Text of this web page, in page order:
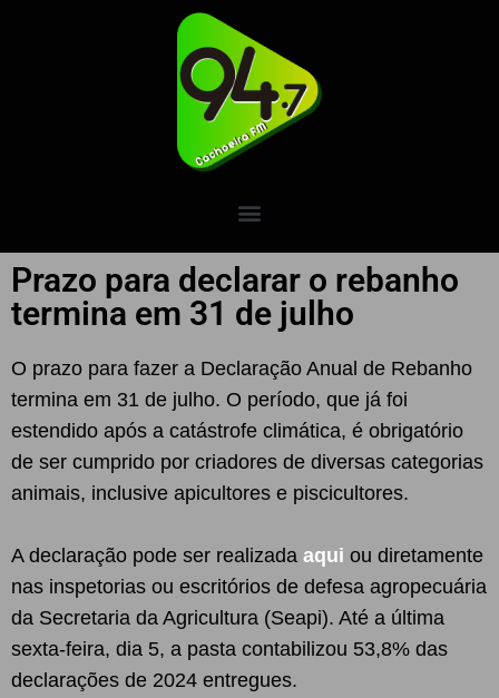
Prazo para declarar o rebanho
termina em 31 de julho
O prazo para fazer a Declaração Anual de Rebanho
termina em 31 de julho. O período, que já foi
estendido após a catástrofe climática, é obrigatório
de ser cumprido por criadores de diversas categorias
animais, inclusive apicultores e piscicultores.
A declaração pode ser realizada aqui ou diretamente
nas inspetorias ou escritórios de defesa agropecuária
da Secretaria da Agricultura (Seapi). Até a última
sexta-feira, dia 5, a pasta contabilizou 53,8% das
declarações de 2024 entregues.